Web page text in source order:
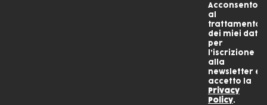
Acconsento
al
trattamento
dei miei dati
per
l’iscrizione
alla
newsletter e
accetto la
Privacy
Policy.